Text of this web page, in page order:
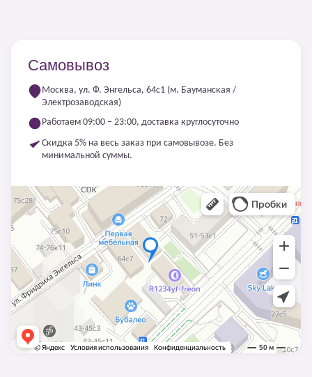
Самовывоз
Москва, ул. Ф. Энгельса, 64с1 (м. Бауманская /
Электрозаводская)
Работаем 09:00 – 23:00, доставка круглосуточно
Скидка 5% на весь заказ при самовывозе. Без
минимальной суммы.